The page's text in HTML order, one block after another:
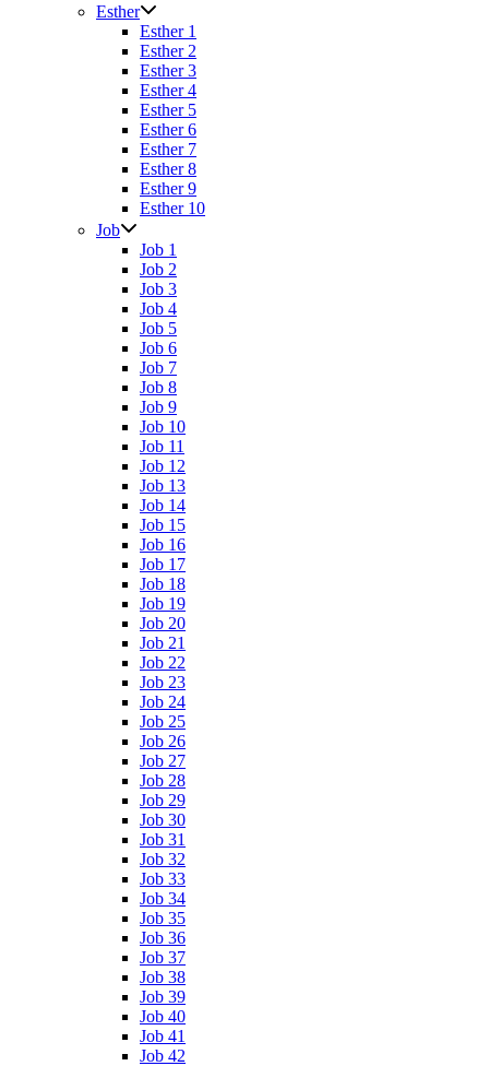
Esther
Esther 1
Esther 2
Esther 3
Esther 4
Esther 5
Esther 6
Esther 7
Esther 8
Esther 9
Esther 10
Job
Job 1
Job 2
Job 3
Job 4
Job 5
Job 6
Job 7
Job 8
Job 9
Job 10
Job 11
Job 12
Job 13
Job 14
Job 15
Job 16
Job 17
Job 18
Job 19
Job 20
Job 21
Job 22
Job 23
Job 24
Job 25
Job 26
Job 27
Job 28
Job 29
Job 30
Job 31
Job 32
Job 33
Job 34
Job 35
Job 36
Job 37
Job 38
Job 39
Job 40
Job 41
Job 42